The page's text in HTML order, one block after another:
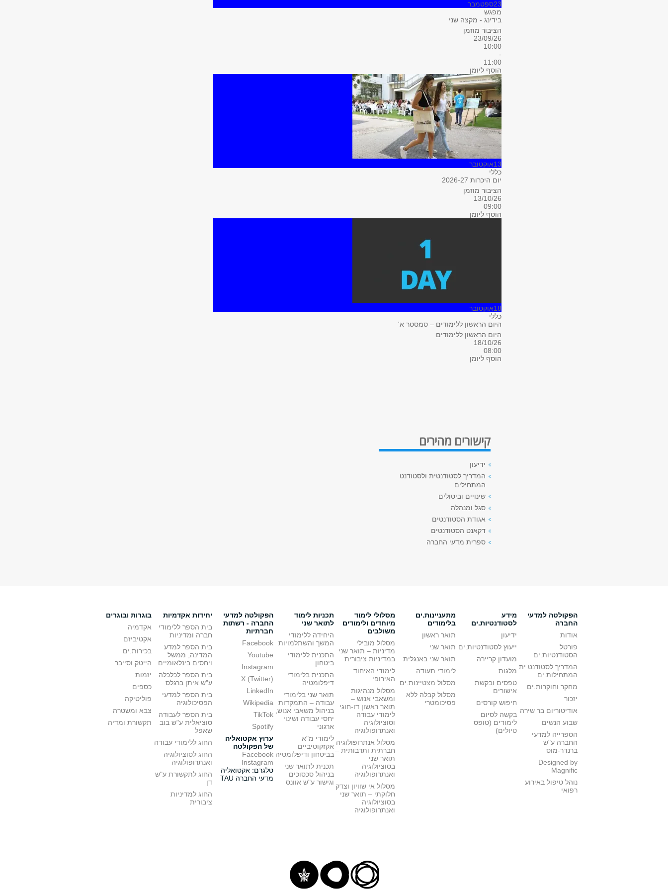
23ספטמבר
מפגש
בידינג - מקצה שני
הציבור מוזמן
23/09/26
10:00
-
11:00
הוסף ליומן
13אוקטובר
כללי
יום היכרות 2026-27
הציבור מוזמן
13/10/26
09:00
הוסף ליומן
18אוקטובר
כללי
היום הראשון ללימודים – סמסטר א'
היום הראשון ללימודים
18/10/26
08:00
הוסף ליומן
קישורים מהירים
ידיעון
המדריך לסטודנטית ולסטודנט
המתחילים
שינויים וביטולים
סגל ומנהלה
אגודת הסטודנטים
דקאנט הסטודנטים
ספרית מדעי החברה
הפקולטה למדעי
החברה
אודות
פורטל
הסטודנטיות.ים
המדריך לסטודנט.ית
המתחילות.ים
מחקר וחוקרות.ים
יזכור
אודיטוריום בר שירה
שבוע הנשים
הספרייה למדעי
החברה ע"ש
ברנדר-מוס
Designed by
Magnific
נוהל טיפול באירוע
רפואי
מידע
לסטודנטיות.ים
ידיעון
ייעוץ לסטודנטיות.ים
מועדון קריירה
מלגות
טפסים ובקשת
אישורים
חיפוש קורסים
בקשה לסיום
לימודים (טופס
טיולים)
מתעניינות.ים
בלימודים
תואר ראשון
תואר שני
תואר שני באנגלית
לימודי תעודה
מסלול מצטיינות.ים
מסלול קבלה ללא
פסיכומטרי
מסלולי לימוד
מיוחדים ולימודים
משולבים
מסלול מובילי
מדיניות – תואר שני
במדיניות ציבורית
לימודי האיחוד
האירופי
מסלול מנהיגות
ומשאבי אנוש –
תואר ראשון דו-חוגי
לימודי עבודה
וסוציולוגיה
ואנתרופולוגיה
מסלול אנתרופולוגיה
חברתית ותרבותית –
תואר שני
בסוציולוגיה
ואנתרופולוגיה
מסלול אי שוויון וצדק
חלוקתי – תואר שני
בסוציולוגיה
ואנתרופולוגיה
תכניות לימוד
לתואר שני
היחידה ללימודי
המשך והשתלמויות
התכנית ללימודי
ביטחון
התכנית בלימודי
דיפלומטיה
תואר שני בלימודי
עבודה – התמקדות
בניהול משאבי אנוש,
יחסי עבודה ושינוי
ארגוני
לימודי מ"א
אקזקוטיביים
בביטחון ודיפלומטיה
תכנית לתואר שני
בניהול סכסוכים
וגישור ע"ש אוונס
הפקולטה למדעי
החברה - רשתות
חברתיות
Facebook
Youtube
Instagram
X (Twitter)
LinkedIn
Wikipedia
TikTok
Spotify
ערוץ אקטואליה
של הפקולטה
Facebook
Instagram
טלגרם: אקטואליה
מדעי החברה TAU
יחידות אקדמיות
בית הספר ללימודי
חברה ומדיניות
בית הספר למדע
המדינה, ממשל
ויחסים בינלאומיים
בית הספר לכלכלה
ע"ש איתן ברגלס
בית הספר למדעי
הפסיכולוגיה
בית הספר לעבודה
סוציאלית ע"ש בוב
שאפל
החוג ללימודי עבודה
החוג לסוציולוגיה
ואנתרופולוגיה
החוג לתקשורת ע"ש
דן
החוג למדיניות
ציבורית
בוגרות ובוגרים
אקדמיה
אקטיביזם
בכירות.ים
הייטק וסייבר
יזמות
כספים
פוליטיקה
צבא ומשטרה
תקשורת ומדיה